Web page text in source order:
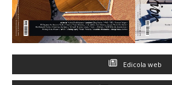
Edicola web